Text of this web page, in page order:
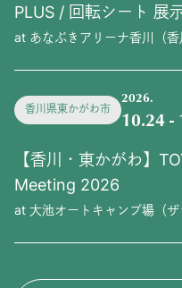
PLUS / 回転シート 展
at あなぶきアリーナ香川（香
香川県東かがわ市
2026.
10.24 -
【香川・東かがわ】
Meeting 2026
at 大池オートキャンプ場（ザ